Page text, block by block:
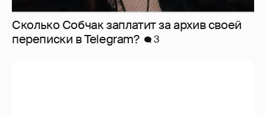
Сколько Собчак заплатит за архив своей
перeписки в Telegram?
3